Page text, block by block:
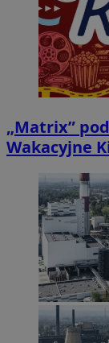
„Matrix”
Wakacyjne